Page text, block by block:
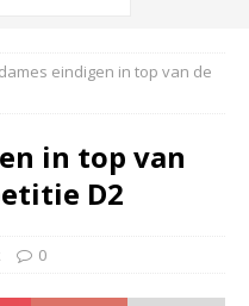
eindigen in top van de
in top van
D2
0